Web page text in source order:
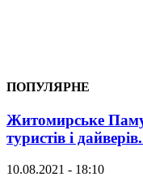
ПОПУЛЯРНЕ
Житомирське
туристів і
10.08.2021 - 18:10